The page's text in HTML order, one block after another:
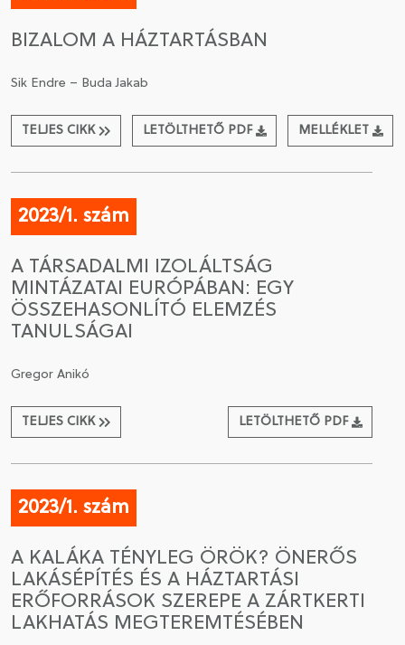
BIZALOM A HÁZTARTÁSBAN
Sik Endre – Buda Jakab
TELJES CIKK LETÖLTHETŐ PDF MELLÉKLET
2023/1. szám
A TÁRSADALMI IZOLÁLTSÁG
MINTÁZATAI EURÓPÁBAN: EGY
ÖSSZEHASONLÍTÓ ELEMZÉS
TANULSÁGAI
Gregor Anikó
TELJES CIKK LETÖLTHETŐ PDF
2023/1. szám
A KALÁKA TÉNYLEG ÖRÖK? ÖNERŐS
LAKÁSÉPÍTÉS ÉS A HÁZTARTÁSI
ERŐFORRÁSOK SZEREPE A ZÁRTKERTI
LAKHATÁS MEGTEREMTÉSÉBEN